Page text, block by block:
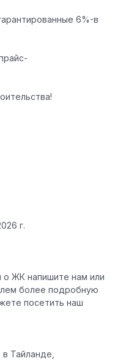
6%-в
г.
ЖК напишите нам или
более подробную
посетить наш
в Тайланде,